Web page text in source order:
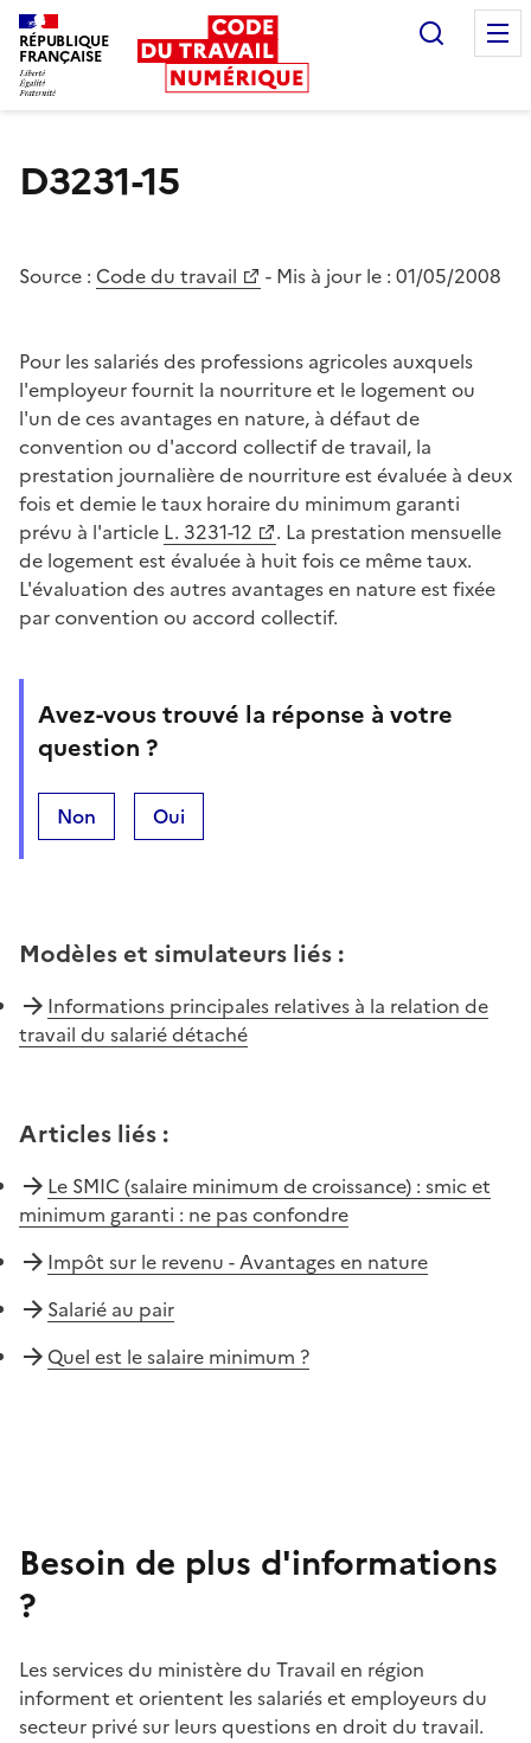
RÉPUBLIQUE
FRANÇAISE
D3231-15
Source : Code du travail - Mis à jour le : 01/05/2008
Pour les salariés des professions agricoles auxquels
l'employeur fournit la nourriture et le logement ou
l'un de ces avantages en nature, à défaut de
convention ou d'accord collectif de travail, la
prestation journalière de nourriture est évaluée à deux
fois et demie le taux horaire du minimum garanti
prévu à l'article L. 3231-12
. La prestation mensuelle
de logement est évaluée à huit fois ce même taux.
L'évaluation des autres avantages en nature est fixée
par convention ou accord collectif.
Avez-vous trouvé la réponse à votre
question ?
Non Oui
Modèles et simulateurs liés :
Informations principales relatives à la relation de
travail du salarié détaché
Articles liés :
Le SMIC (salaire minimum de croissance) : smic et
minimum garanti : ne pas confondre
Impôt sur le revenu - Avantages en nature
Salarié au pair
Quel est le salaire minimum ?
Besoin de plus d'informations
?
Les services du ministère du Travail en région
informent et orientent les salariés et employeurs du
secteur privé sur leurs questions en droit du travail.